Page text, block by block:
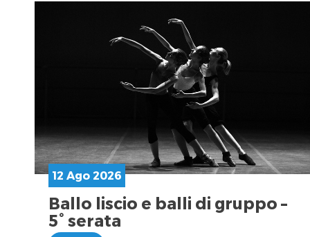
12 Ago 2026
Ballo liscio e balli di gruppo –
5° serata